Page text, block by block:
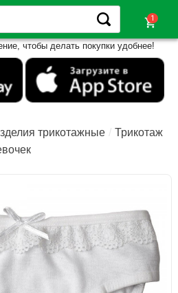
shopping_cart
чтобы делать покупки удобнее!
трикотажные
Трикотаж